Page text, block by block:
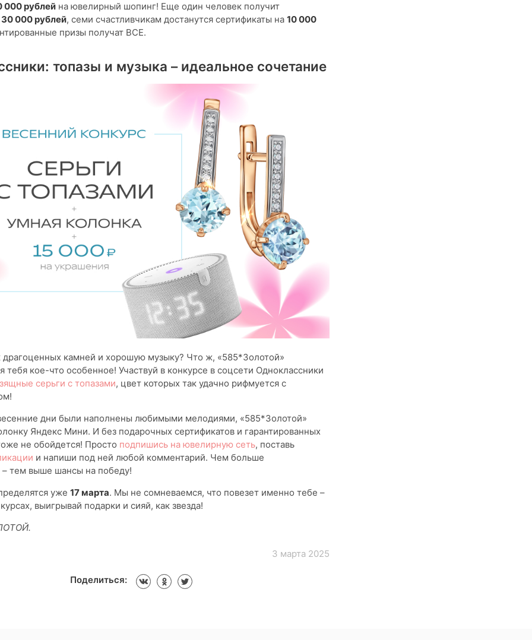
000 рублейна ювелирный шопинг! Еще один человек получит
30 000 рублей, семи счастливчикам достанутся сертификаты на 10 000
призы получат ВСЕ.
топазы и музыка – идеальное сочетание
камней и хорошую музыку? Что ж, «585*Золотой»
тебя кое-что особенное! Участвуй в конкурсе в соцсети Одноклассники
серьги с топазами, цвет которых так удачно рифмуется с
дни были наполнены любимыми мелодиями, «585*Золотой»
Яндекс Мини. И без подарочных сертификатов и гарантированных
не обойдется! Просто подпишись на ювелирную сеть, поставь
и напиши под ней любой комментарий. Чем больше
тем выше шансы на победу!
уже 17 марта. Мы не сомневаемся, что повезет именно тебе –
выигрывай подарки и сияй, как звезда!
3 марта 2025
Поделиться: